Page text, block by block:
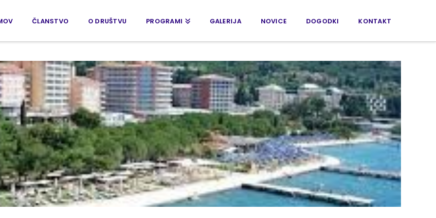
ČLANSTVO O DRUŠTVU PROGRAMI GALERIJA NOVICE DOGODKI KONTAKT